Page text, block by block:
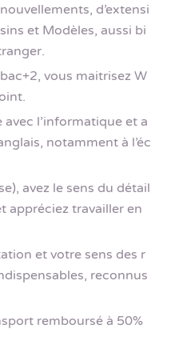
d’extensi
et Modèles, aussi bi
vous maitrisez W
avec l’informatique et a
notamment à l’éc
avez le sens du détail
appréciez travailler en
et votre sens des r
reconnus
remboursé à 50%